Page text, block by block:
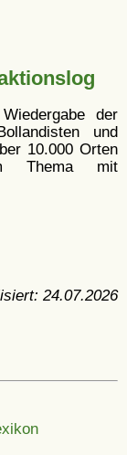
der
und
10.000 Orten
Thema mit
24.07.2026